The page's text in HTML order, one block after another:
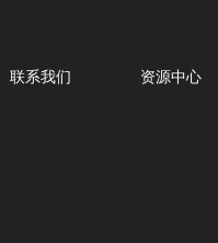
联系我们 资源中心